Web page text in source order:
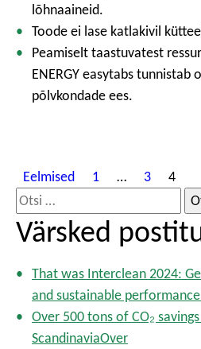
lõhnaaineid.
Toode ei lase katlakivil
Peamiselt taastuvatest
ENERGY easytabs
põlvkondade ees.
P
o
s
t
p
i
Eelmised 1 … 3
4
O
t
s
:
Värsked
That was Interclean 2024:
and sustainable
Over 500 tons of CO₂
ScandinaviaOver